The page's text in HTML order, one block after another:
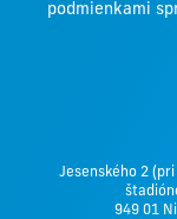
podmienkami
Jesenského 2
949 01